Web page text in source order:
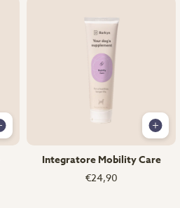
Integratore Mobility Care
€24,90